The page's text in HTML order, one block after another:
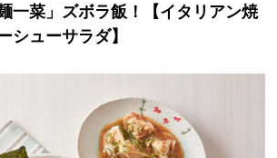
一菜」ズボラ飯！【イタリアン焼
シューサラダ】